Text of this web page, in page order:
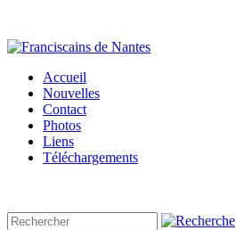
Accueil
Nouvelles
Contact
Photos
Liens
Téléchargements